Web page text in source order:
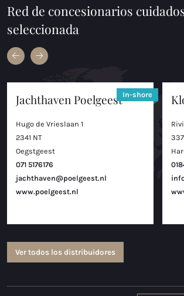
Red de concesionarios
seleccionada
Jachthaven Poelgeest
Hugo de Vrieslaan 1
2341 NT
Oegstgeest
071 5176176
jachthaven@poelgeest.nl
www.poelgeest.nl
In-shore
Ver todos los distribuidores